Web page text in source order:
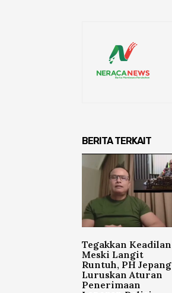
BERITA TERKAIT
Tegakkan Keadilan
Meski Langit
Runtuh, PH Jepang
Luruskan Aturan
Penerimaan